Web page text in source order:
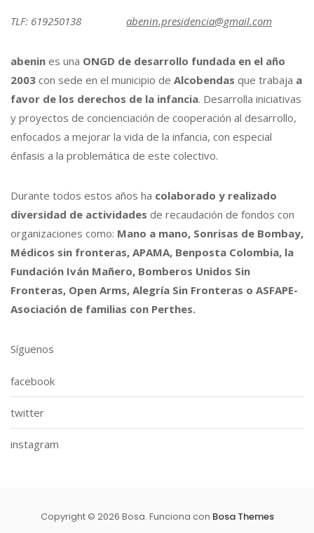
TLF: 619250138 abenin.presidencia@gmail.com
abenin es una ONGD de desarrollo fundada en el año
2003 con sede en el municipio de Alcobendas que trabaja a
favor de los derechos de la infancia. Desarrolla iniciativas
y proyectos de concienciación de cooperación al desarrollo,
enfocados a mejorar la vida de la infancia, con especial
énfasis a la problemática de este colectivo.
Durante todos estos años ha colaborado y realizado
diversidad de actividades de recaudación de fondos con
organizaciones como: Mano a mano, Sonrisas de Bombay,
Médicos sin fronteras, APAMA, Benposta Colombia, la
Fundación Iván Mañero, Bomberos Unidos Sin
Fronteras, Open Arms, Alegría Sin Fronteras o ASFAPE-
Asociación de familias con Perthes.
Síguenos
facebook
twitter
instagram
Copyright © 2026 Bosa. Funciona con Bosa Themes